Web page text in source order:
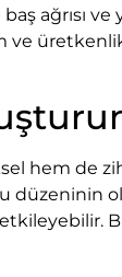
ağrısı
ve
hem de
düzeninin